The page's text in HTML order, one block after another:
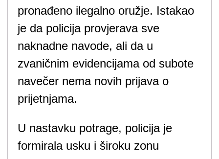
pronađeno ilegalno oružje. Istakao
je da policija provjerava sve
naknadne navode, ali da u
zvaničnim evidencijama od subote
navečer nema novih prijava o
prijetnjama.
U nastavku potrage, policija je
formirala usku i široku zonu